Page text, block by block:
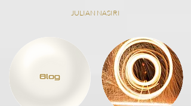
JULIAN NASIRI